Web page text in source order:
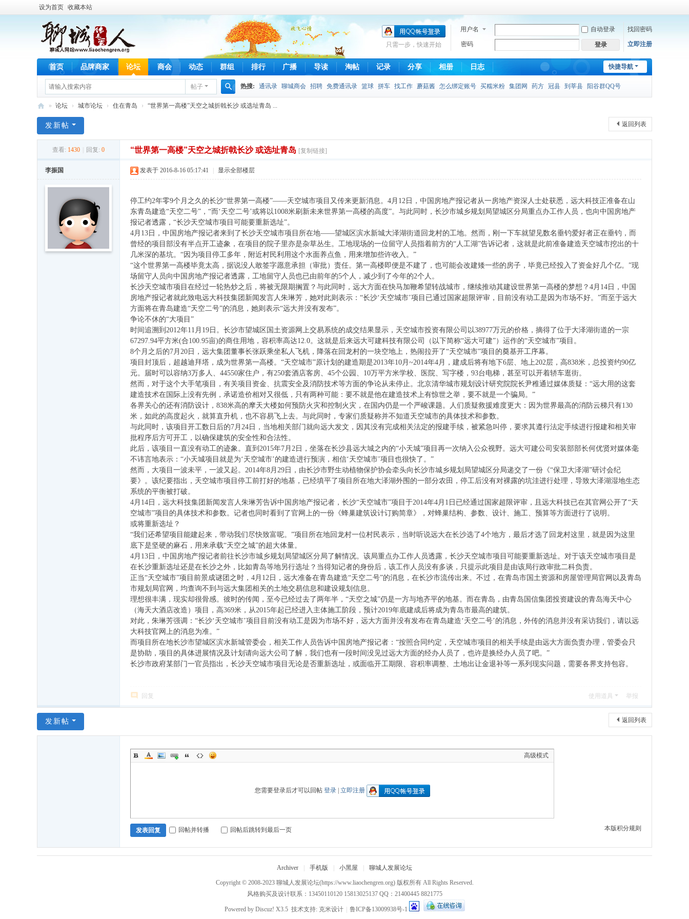
设为首页 收藏本站
用户名 自动登录 找回密码
密码 登录 立即注册
只需一步，快速开始
快捷导航
首页 品牌商家 论坛 商会 动态 群组 排行 广播 导读 淘帖 记录 分享 相册 日志
帖子
搜
热搜: 通讯录 聊城商会 招聘 免费通讯录 篮球 拼车 找工作 蘑菇酱 怎么绑定账号 买糯米粉 集团网 药方 冠县 到莘县 阳谷群QQ号
不得发布 拼车信息
服
务
城
青
岛
,
» 论坛 › 城市论坛 › 住在青岛 › “世界第一高楼”天空之城折戟长沙 或选址青岛 ...
返回列表
发新帖
查看: 1430 回复: 0 “世界第一高楼”天空之城折戟长沙 或选址青岛 [复制链接]
李振国 发表于 2016-8-16 05:17:41 显示全部楼层
停工约2年零9个月之久的长沙“世界第一高楼”——天空城市项目又传来更新消息。4月12日，中国房地产报记者从一房地产资深人士处获悉，远大科技正准备在山
东青岛建造“天空二号”，“而‘天空二号’或将以1008米刷新未来世界第一高楼的高度”。与此同时，长沙市城乡规划局望城区分局重点办工作人员，也向中国房地产
报记者透露，“长沙天空城市项目可能要重新选址”。
4月13日，中国房地产报记者来到了长沙天空城市项目所在地——望城区滨水新城大泽湖街道回龙村的工地。然而，刚一下车就望见数名垂钓爱好者正在垂钓，而
曾经的项目部没有半点开工迹象，在项目的院子里亦是杂草丛生。工地现场的一位留守人员指着前方的“人工湖”告诉记者，这就是此前准备建造天空城市挖出的十
几米深的基坑。“因为项目停工多年，附近村民利用这个水面养点鱼，用来增加些许收入。”
“这个世界第一高楼毕竟太高，据说没人敢签字愿意承担（审批）责任。第一高楼即便是不建了，也可能会改建矮一些的房子，毕竟已经投入了资金好几个亿。”现
场留守人员向中国房地产报记者透露，工地留守人员也已由前年的5个人，减少到了今年的2个人。
长沙天空城市项目在经过一轮热炒之后，将被无限期搁置？与此同时，远大方面在快马加鞭希望转战城市，继续推动其建设世界第一高楼的梦想？4月14日，中国
房地产报记者就此致电远大科技集团新闻发言人朱琳芳，她对此则表示：“长沙‘天空城市’项目已通过国家超限评审，目前没有动工是因为市场不好。”而至于远大
方面将在青岛建造“天空二号”的消息，她则表示“远大并没有发布”。
争论不休的“大项目”
时间追溯到2012年11月19日。长沙市望城区国土资源网上交易系统的成交结果显示，天空城市投资有限公司以38977万元的价格，摘得了位于大泽湖街道的一宗
67297.94平方米(合100.95亩)的商住用地，容积率高达12.0。这就是后来远大可建科技有限公司（以下简称“远大可建”）运作的“天空城市”项目。
8个月之后的7月20日，远大集团董事长张跃乘坐私人飞机，降落在回龙村的一块空地上，热闹拉开了“天空城市”项目的奠基开工序幕。
项目封顶后，超越迪拜塔，成为世界第一高楼。“天空城市”原计划的建造期是2013年10月~2014年4月，建成后将有地下6层、地上202层，高838米，总投资约90亿
元。届时可以容纳3万多人、44550家住户，有250套酒店客房、45个公园、10万平方米学校、医院、写字楼，93台电梯，甚至可以开着轿车逛街。
然而，对于这个大手笔项目，有关项目资金、抗震安全及消防技术等方面的争论从未停止。北京清华城市规划设计研究院院长尹稚通过媒体质疑：“远大用的这套
建造技术在国际上没有先例，承诺造价相对又很低，只有两种可能：要不就是他在建造技术上有惊世之举，要不就是一个骗局。”
各界关心的还有消防设计，838米高的摩天大楼如何预防火灾和控制火灾，在国内仍是一个严峻课题。人们质疑救援难度更大：因为世界最高的消防云梯只有130
米，如此的高度起火，就算直升机，也不容易飞上去。与此同时，专家们质疑称并不知道天空城市的具体技术和参数。
与此同时，该项目开工数日后的7月24日，当地相关部门就向远大发文，因其没有完成相关法定的报建手续，被紧急叫停，要求其遵行法定手续进行报建和相关审
批程序后方可开工，以确保建筑的安全性和合法性。
此后，该项目一直没有动工的迹象。直到2015年7月2日，坐落在长沙县远大城之内的“小天城”项目再一次纳入公众视野。远大可建公司安装部部长何优贤对媒体毫
不讳言地表示：“小天城项目就是为‘天空城市’的建造进行预演，相信‘天空城市’项目也很快了。”
然而，大项目一波未平，一波又起。2014年8月29日，由长沙市野生动植物保护协会牵头向长沙市城乡规划局望城区分局递交了一份《“保卫大泽湖”研讨会纪
要》。该纪要指出，天空城市项目停工前打好的地基，已经填平了项目所在地大泽湖外围的一部分农田，停工后没有对裸露的坑洼进行处理，导致大泽湖湿地生态
系统的平衡被打破。
4月14日，远大科技集团新闻发言人朱琳芳告诉中国房地产报记者，长沙“天空城市”项目于2014年4月1日已经通过国家超限评审，且远大科技已在其官网公开了“天
空城市”项目的具体技术和参数。记者也同时看到了官网上的一份《蜂巢建筑设计订购简章》，对蜂巢结构、参数、设计、施工、预算等方面进行了说明。
或将重新选址？
“我们还希望项目能建起来，带动我们尽快致富呢。”项目所在地回龙村一位村民表示，当时听说远大在长沙选了4个地方，最后才选了回龙村这里，就是因为这里
底下是坚硬的麻石，用来承载“天空之城”的超大体量。
4月13日，中国房地产报记者前往长沙市城乡规划局望城区分局了解情况。该局重点办工作人员透露，长沙天空城市项目可能要重新选址。对于该天空城市项目是
在长沙重新选址还是在长沙之外，比如青岛等地另行选址？当得知记者的身份后，该工作人员没有多谈，只提示此项目是由该局行政审批二科负责。
正当“天空城市”项目前景成谜团之时，4月12日，远大准备在青岛建造“天空二号”的消息，在长沙市流传出来。不过，在青岛市国土资源和房屋管理局官网以及青岛
市规划局官网，均查询不到与远大集团相关的土地交易信息和建设规划信息。
理想很丰满，现实却很骨感。彼时的传闻，至今已经过去了两年半，“天空之城”仍是一方与地齐平的地基。而在青岛，由青岛国信集团投资建设的青岛海天中心
（海天大酒店改造）项目，高369米，从2015年起已经进入主体施工阶段，预计2019年底建成后将成为青岛市最高的建筑。
对此，朱琳芳强调：“长沙‘天空城市’项目目前没有动工是因为市场不好，远大方面并没有发布在青岛建造‘天空二号’的消息，外传的消息并没有采访我们，请以远
大科技官网上的消息为准。”
而项目所在地长沙市望城区滨水新城管委会，相关工作人员告诉中国房地产报记者：“按照合同约定，天空城市项目的相关手续是由远大方面负责办理，管委会只
是协助，项目的具体进展情况及计划请向远大公司了解，我们也有一段时间没见过远大方面的经办人员了，也许是换经办人员了吧。”
长沙市政府某部门一官员指出，长沙天空城市项目无论是否重新选址，或面临开工期限、容积率调整、土地出让金退补等一系列现实问题，需要各界支持包容。
回复 使用道具 举报
返回列表
发新帖
高级模式
您需要登录后才可以回帖 登录| 立即注册
本版积分规则
发表回复 回帖并转播 回帖后跳转到最后一页
Archiver 手机版 小黑屋 聊城人发展论坛
Copyright © 2008-2023 聊城人发展论坛(https://www.liaochengren.org) 版权所有 All Rights Reserved.
风格购买及设计联系：13450110120 15813025137 QQ：21400445 8821775
Powered by Discuz! X3.5 技术支持: 克米设计 鲁ICP备13009938号-1